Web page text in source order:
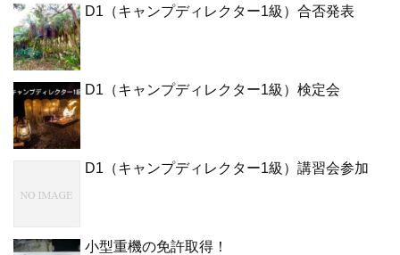
D1（キャンプディレクター1級）合否発表
D1（キャンプディレクター1級）検定会
D1（キャンプディレクター1級）講習会参加
小型重機の免許取得！